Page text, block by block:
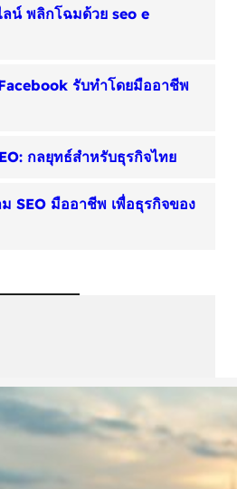
น์ พลิกโฉมด้วย seo e
รับทำโดยมืออาชีพ
กลยุทธ์สำหรับธุรกิจไทย
SEO มืออาชีพ เพื่อธุรกิจของ